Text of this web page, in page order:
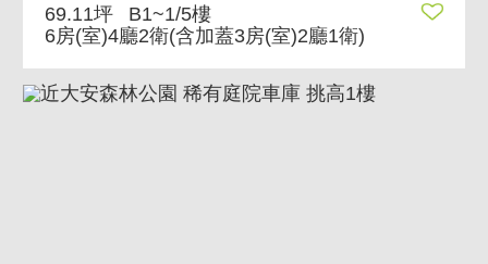
69.11坪
B1~1/5樓
6房(室)4廳2衛(含加蓋3房(室)2廳1衛)